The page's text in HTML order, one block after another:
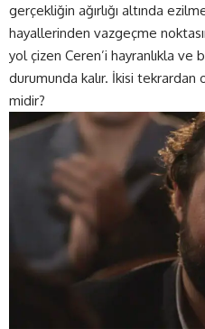
gerçekliğin ağırlığı altında
hayallerinden vazgeçme
yol çizen Ceren’i hayranlıkla
durumunda kalır. İkisi
midir?